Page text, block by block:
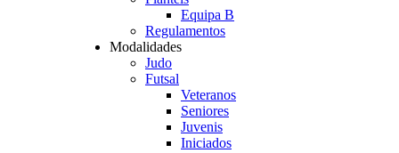
Equipa B
Regulamentos
Modalidades
Judo
Futsal
Veteranos
Seniores
Juvenis
Iniciados